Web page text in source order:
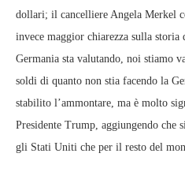
dollari; il cancelliere Angela Merkel
invece maggior chiarezza sulla
Germania sta valutando, noi stiamo
soldi di quanto non stia facendo la
stabilito l’ammontare, ma è molto
Presidente Trump, aggiungendo che
gli Stati Uniti che per il resto del